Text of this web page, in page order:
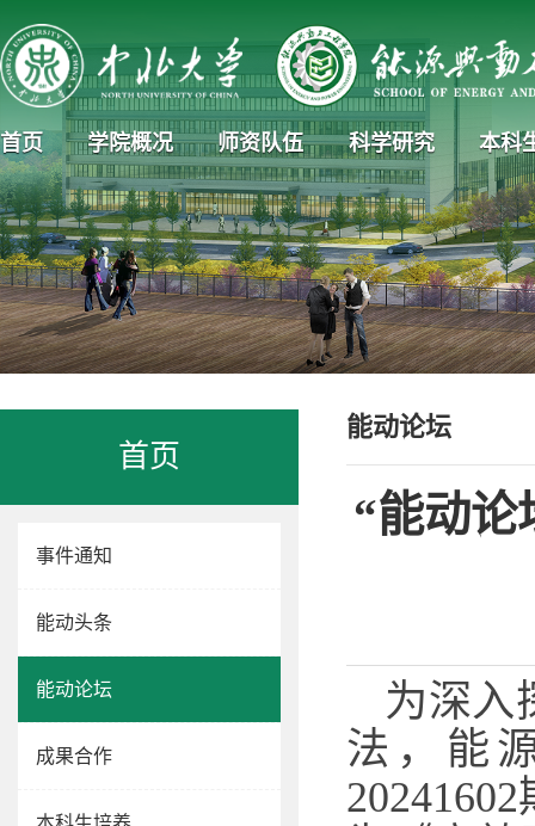
首页 学院概况 师资队伍 科学研究 本科
首页
事件通知
能动头条
能动论坛
成果合作
能动论坛
“能动
为深入
法，能